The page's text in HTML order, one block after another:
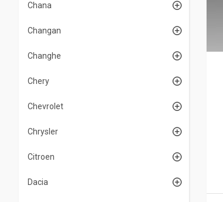
Chana
Changan
Changhe
Chery
Chevrolet
Chrysler
Citroen
Dacia